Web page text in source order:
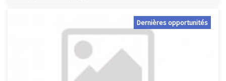
Dernières opportunités